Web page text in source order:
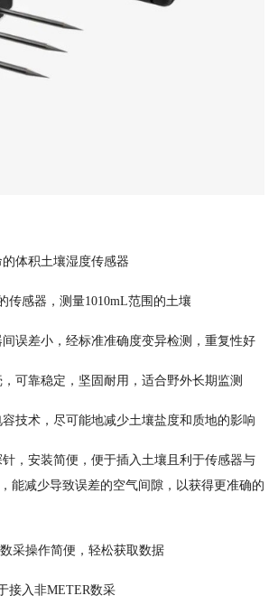
体积土壤湿度传感器
传感器，测量1010mL范围的土壤
间误差小，经标准准确度变异检测，重复性好
可靠稳定，坚固耐用，适合野外长期监测
容技术，尽可能地减少土壤盐度和质地的影响
，安装简便，便于插入土壤且利于传感器与
能减少导致误差的空气间隙，以获得更准确的
采操作简便，轻松获取数据
接入非METER数采